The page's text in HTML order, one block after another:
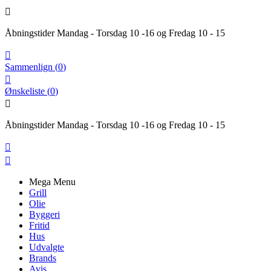

Åbningstider Mandag - Torsdag 10 -16 og Fredag 10 - 15

Sammenlign (0)

Ønskeliste (0)

Åbningstider Mandag - Torsdag 10 -16 og Fredag 10 - 15


Mega Menu
Grill
Olie
Byggeri
Fritid
Hus
Udvalgte
Brands
Avis